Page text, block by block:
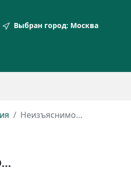
Выбран город: Москва
Неизъяснимо…